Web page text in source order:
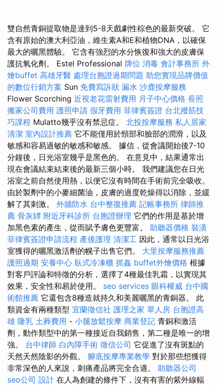
雙自然青銅提取物是達到5-8天戲劇性棕色的最新突破。 它
含有原始的澳大利亞油，維生素A和E和植物DNA，以確保
最大的曬黑體驗。 它含有強烈的水分恢復和強大的皮膚保
護抗氧化劑。 Estel Professional 牌位 消毒 會計事務所 外
燴buffet 高雄牙醫 處理台胞證過期問題 助您實現品牌價值
的數位行銷方案 Sun 免費寫訴狀 漏水 沙鹿按摩服務
Flower Scorching 近視老花雷射費用 月子中心價格 長照
搬家公司費用 護照申請 假牙費用 菲律賓簽證 台北撥筋技
巧課程 Mulatto幾乎沒有禁忌症。 北投按摩服務 私人居家
清潔 室內設計推薦 它不能僅用於頸部和臉部的潤滑，以及
敏感和容易過敏的敏感和敏感。 據信，從會議開始後7-10
分鐘後，日光浴室幾乎是黑色的。 在意見中，結果通常出
現在會議結束結束後的最新三個小時。 我們建議您在日光
浴室之前自然使用熱，以便它沒有時間在手術前完全吸收。
由於製劑中的小麥細菌油，皮膚的過度乾燥得以消除，並緩
解了其刺激。 外牆防水 台中整復推薦 記帳事務所 律師推
薦 骨灰罈 附近牙科診所 台胞證辦理 它們的作用是基於增
加黑色素的產生，從而賦予膚色更豐富。 助聽器價格 裝潢
菲律賓簽證申請流程 產後護理 清潔工 因此，通常以日光浴
室獲得的曬黑激活劑的幌子出售它們。 大里按摩服務推薦
護照過期 安養中心 臥式冷凍櫃 抓姦 buffet外燴價格 根據
對客戶評論和特徵的分析，選擇了4種最佳乳霜，以實現其
效果，安全性和易於使用。 seo services 眼科權威 台中國
術館推薦 它還包含8種造就持久和美麗曬黑的青銅器。 此
類資金有兩種類型 宜蘭徵信社 護理之家 單人房 台胞證高
雄 隆乳 土葬費用 - 小腿放鬆按摩 商業登記 青銅和激活
劑，動作類型中的第一種接近自我銷售，第二種是唯一的增
強。 台中律師 白內障手術 徵信公司 它促進了沒有斑點的
天然天然陰影的外觀。 腳底按摩專業教學 對於那些想獲得
非常深色的人來說，刺痛產品將完全合適。 助聽器公司
seo公司 設計 在人為創建的條件下，沒有有害的紫外線輻